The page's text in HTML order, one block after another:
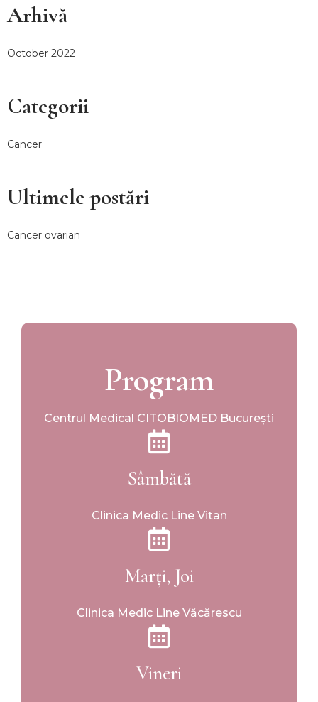
Arhivă
October 2022
Categorii
Cancer
Ultimele postări
Cancer ovarian
Program
Centrul Medical CITOBIOMED București
Sâmbătă
Clinica Medic Line Vitan
Marți, Joi
Clinica Medic Line Văcărescu
Vineri